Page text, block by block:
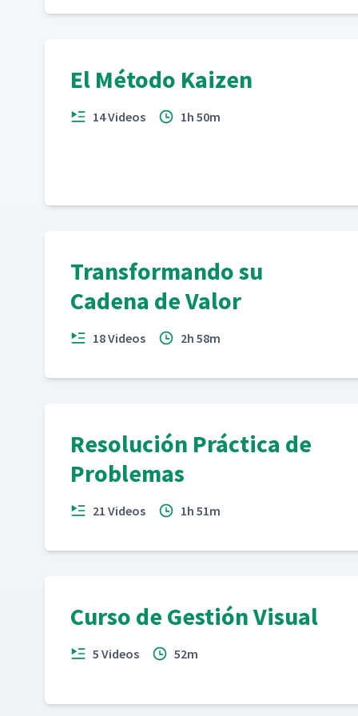
El Método Kaizen
14 Videos 1h 50m
Transformando su
Cadena de Valor
18 Videos 2h 58m
Resolución Práctica de
Problemas
21 Videos 1h 51m
Curso de Gestión Visual
5 Videos 52m